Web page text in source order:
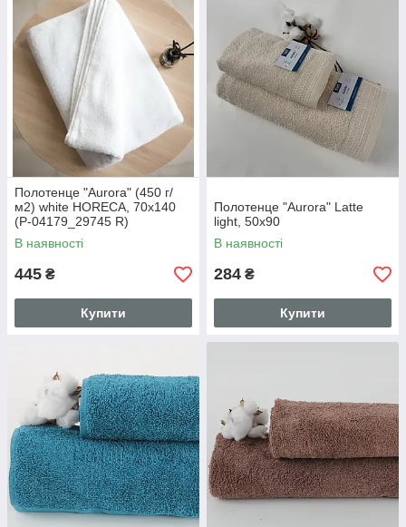
Полотенце "Aurora" (450 г/
м2) white HORECA, 70x140
(Р-04179_29745 R)
В наявності
445 ₴
Купити
Полотенце "Aurora" Latte
light, 50x90
В наявності
284 ₴
Купити